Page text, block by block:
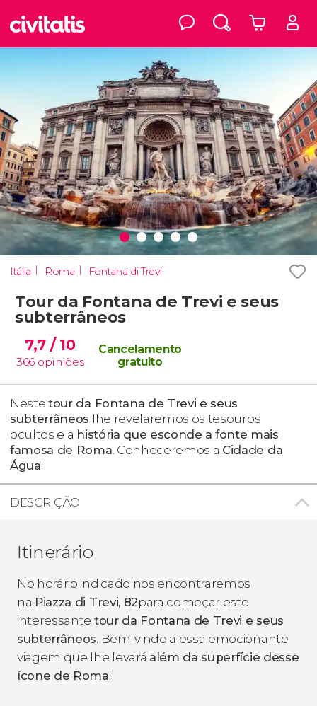
Itália Roma Fontana di Trevi
Tour da Fontana de Trevi e seus
subterrâneos
7,7 / 10
366 opiniões
Cancelamento
gratuito
Nestetour da Fontana de Trevi e seus
subterrâneos lhe revelaremos os tesouros
ocultos e a história que esconde a fonte mais
famosa de Roma. Conheceremos a Cidade da
Água!
DESCRIÇÃO
Itinerário
No horário indicado nos encontraremos
na Piazza di Trevi, 82para começar este
interessante tour da Fontana de Trevi e seus
subterrâneos. Bem-vindo a essa emocionante
viagem que lhe levará além da superfície desse
ícone de Roma!